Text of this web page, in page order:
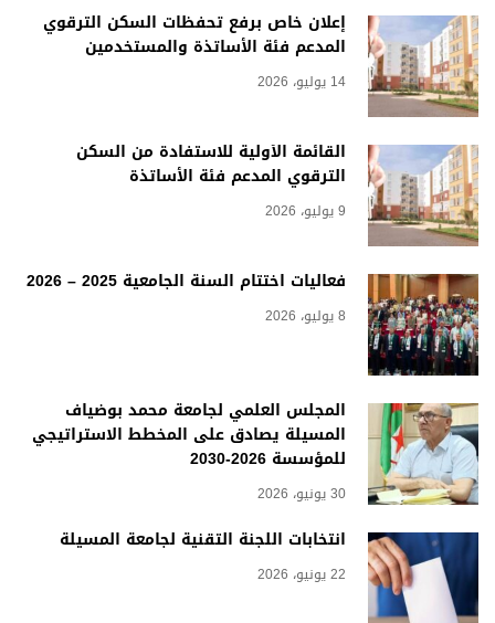
إعلان خاص برفع تحفظات السكن الترقوي
المدعم فئة الأساتذة والمستخدمين
14 يوليو، 2026
القائمة الأولية للاستفادة من السكن
الترقوي المدعم فئة الأساتذة
9 يوليو، 2026
فعاليات اختتام السنة الجامعية 2025 – 2026
8 يوليو، 2026
المجلس العلمي لجامعة محمد بوضياف
المسيلة يصادق على المخطط الاستراتيجي
للمؤسسة 2026-2030
30 يونيو، 2026
انتخابات اللجنة التقنية لجامعة المسيلة
22 يونيو، 2026